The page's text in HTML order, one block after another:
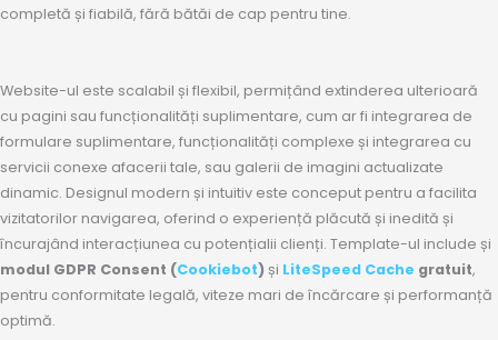
completă și fiabilă, fără bătăi de cap pentru tine.
Website-ul este scalabil și flexibil, permițând extinderea ulterioară
cu pagini sau funcționalități suplimentare, cum ar fi integrarea de
formulare suplimentare, funcționalități complexe și integrarea cu
servicii conexe afacerii tale, sau galerii de imagini actualizate
dinamic. Designul modern și intuitiv este conceput pentru a facilita
vizitatorilor navigarea, oferind o experiență plăcută și inedită și
încurajând interacțiunea cu potențialii clienți. Template-ul include și
modul GDPR Consent (Cookiebot) și LiteSpeed Cache gratuit,
pentru conformitate legală, viteze mari de încărcare și performanță
optimă.